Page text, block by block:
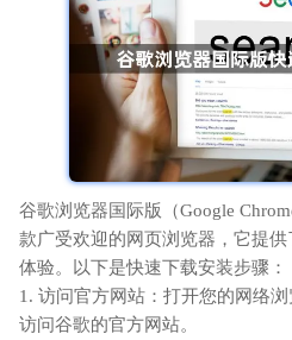
谷歌浏览器国际版（Google
款广受欢迎的网页浏览器，它提
体验。以下是快速下载安装步骤：
1. 访问官方网站：打开您的网络
访问谷歌的官方网站。